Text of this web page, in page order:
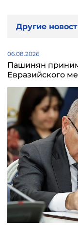
Другие
06.08.2026
Пашинян
Евразийского